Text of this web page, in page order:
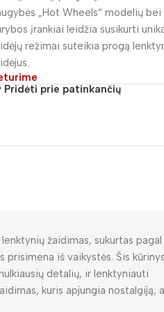
„Hot Wheels“ modelių
įrankiai leidžia susikurti
režimai suteikia progą
Pridėti prie patinkančių
žaidimas, sukurtas pagal
prisimena iš vaikystės. Šis kūrinys
detalių, ir lenktyniauti
kuris apjungia nostalgiją,